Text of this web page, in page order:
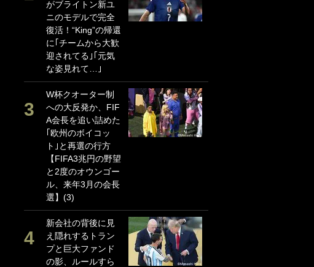
がブライトン新ユ
ニのモデルで完全
復活！“King”の帰還
に｢チームから大歓
迎されてる｣｢元気
な姿見れて…｣
W杯クオーター制
への大反発か、FIF
A会長を追い詰めた
｢欧州のボイコッ
ト｣と再選の行方
【FIFA3兆円の野望
と2度のオウンゴー
ル、来年3月の会長
選】(3)
新会社の背後に見
え隠れするトラン
プと巨大ファンド
の影、ルールすら